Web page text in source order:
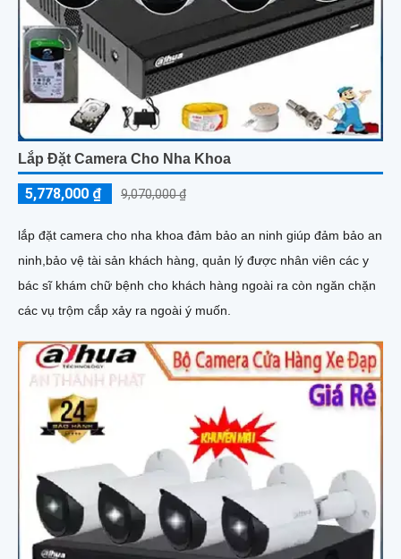
Lắp Đặt Camera Cho Nha Khoa
5,778,000 ₫ 9,070,000 ₫
lắp đặt camera cho nha khoa đảm bảo an ninh giúp đảm bảo an
ninh,bảo vệ tài sản khách hàng, quản lý được nhân viên các y
bác sĩ khám chữ bệnh cho khách hàng ngoài ra còn ngăn chặn
các vụ trộm cắp xảy ra ngoài ý muốn.